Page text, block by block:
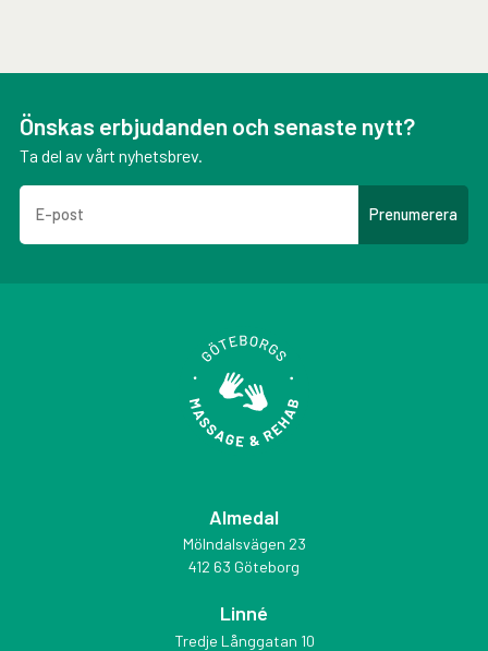
Önskas erbjudanden och senaste nytt?
Ta del av vårt nyhetsbrev.
Almedal
Mölndalsvägen 23
412 63 Göteborg
Linné
Tredje Långgatan 10